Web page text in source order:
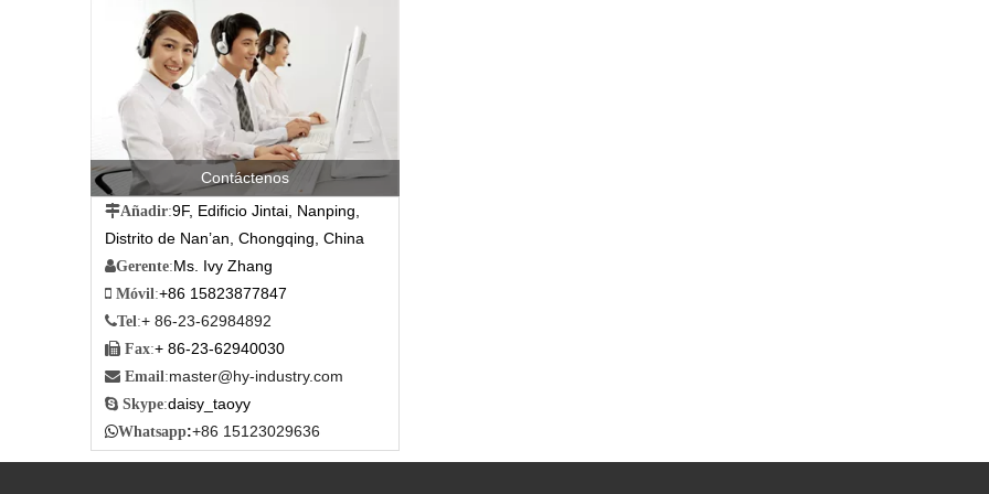
Contáctenos
Añadir:9F, Edificio Jintai, Nanping,
Distrito de Nan’an, Chongqing, China
Gerente:Ms. Ivy Zhang
 Móvil :+86 15823877847
Tel :+ 86-23-62984892
 Fax:+ 86-23-62940030
 Email :master@hy-industry.com
 Skype:daisy_taoyy
Whatsapp:+86 15123029636